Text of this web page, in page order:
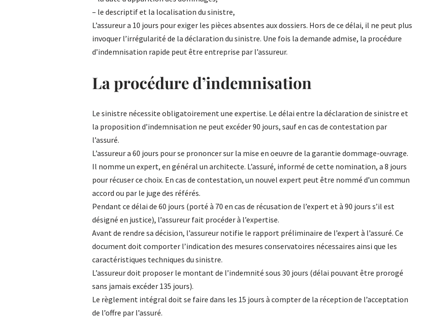
– le descriptif et la localisation du sinistre,
L’assureur a 10 jours pour exiger les pièces absentes aux dossiers. Hors de ce délai, il ne peut plus
invoquer l’irrégularité de la déclaration du sinistre. Une fois la demande admise, la procédure
d’indemnisation rapide peut être entreprise par l’assureur.
La procédure d’indemnisation
Le sinistre nécessite obligatoirement une expertise. Le délai entre la déclaration de sinistre et
la proposition d’indemnisation ne peut excéder 90 jours, sauf en cas de contestation par
l’assuré.
L’assureur a 60 jours pour se prononcer sur la mise en oeuvre de la garantie dommage-ouvrage.
Il nomme un expert, en général un architecte. L’assuré, informé de cette nomination, a 8 jours
pour récuser ce choix. En cas de contestation, un nouvel expert peut être nommé d’un commun
accord ou par le juge des référés.
Pendant ce délai de 60 jours (porté à 70 en cas de récusation de l’expert et à 90 jours s’il est
désigné en justice), l’assureur fait procéder à l’expertise.
Avant de rendre sa décision, l’assureur notifie le rapport préliminaire de l’expert à l’assuré. Ce
document doit comporter l’indication des mesures conservatoires nécessaires ainsi que les
caractéristiques techniques du sinistre.
L’assureur doit proposer le montant de l’indemnité sous 30 jours (délai pouvant être prorogé
sans jamais excéder 135 jours).
Le règlement intégral doit se faire dans les 15 jours à compter de la réception de l’acceptation
de l’offre par l’assuré.